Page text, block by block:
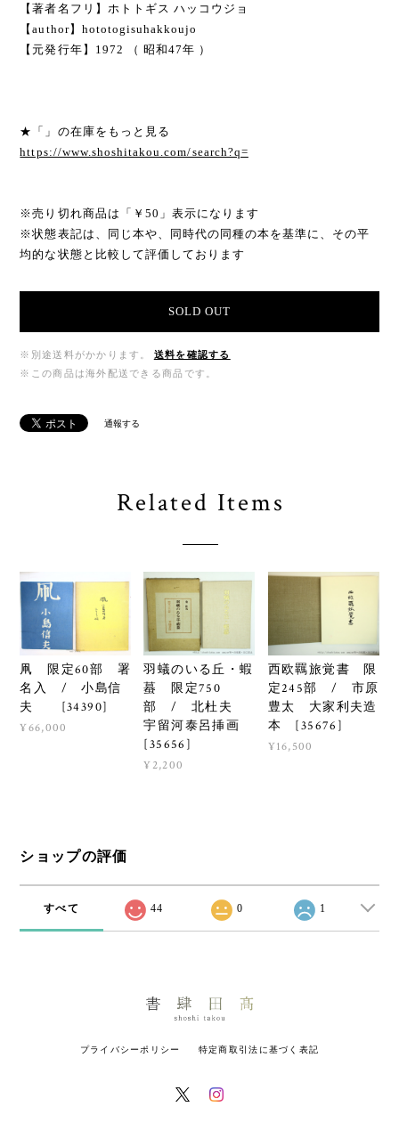
【著者名フリ】ホトトギス ハッコウジョ
【author】hototogisuhakkoujo
【元発行年】1972 （ 昭和47年 ）
★「」の在庫をもっと見る
https://www.shoshitakou.com/search?q=
※売り切れ商品は「￥50」表示になります
※状態表記は、同じ本や、同時代の同種の本を基準に、その平
均的な状態と比較して評価しております
SOLD OUT
※別途送料がかかります。
送料を確認する
※この商品は海外配送できる商品です。
通報する
Related Items
凧 限定60部 署
名入 / 小島信
夫 [34390]
¥66,000
羽蟻のいる丘・蝦
蟇 限定750
部 / 北杜夫
宇留河泰呂挿画
[35656]
¥2,200
西欧羈旅覚書 限
定245部 / 市原
豊太 大家利夫造
本 [35676]
¥16,500
ショップの評価
すべて 44 0 1
プライバシーポリシー 特定商取引法に基づく表記